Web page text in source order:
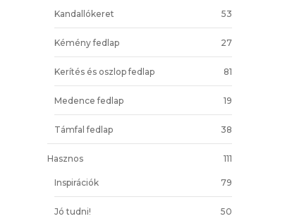
Kandallókeret 53
Kémény fedlap 27
Kerítés és oszlop fedlap 81
Medence fedlap 19
Támfal fedlap 38
Hasznos 111
Inspirációk 79
Jó tudni! 50